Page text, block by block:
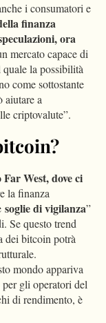
i consumatori e
finanza
ora
mercato capace di
la possibilità
come sottostante
aiutare a
criptovalute”.
West, dove ci
la finanza
soglie di vigilanza”
Se questo trend
dei bitcoin potrà
mondo appariva
gli operatori del
di rendimento, è